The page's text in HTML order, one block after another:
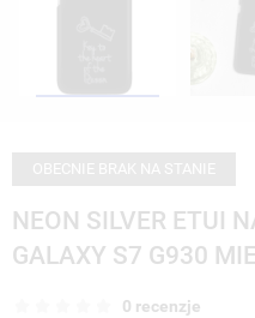
NEON SILVER ETUI
GALAXY S7 G930
0 recenzje